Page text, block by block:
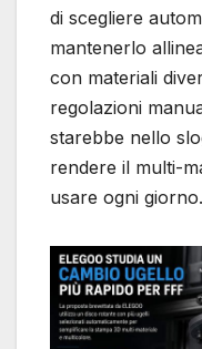
di scegliere
mantenerlo
con materiali
regolazioni
starebbe nello
rendere il multi-
usare ogni giorno.